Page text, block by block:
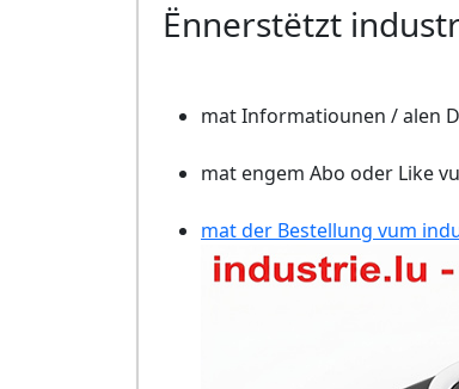
Ënnerstëtzt
mat Informatiounen / alen
mat engem Abo oder Like
mat der Bestellung vum